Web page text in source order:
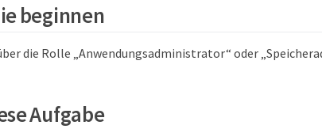
beginnen
die Rolle „Anwendungsadministrator“ oder
Aufgabe